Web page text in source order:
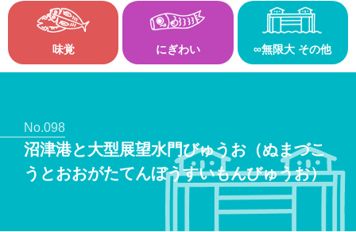
味覚 にぎわい ∞無限大 その他
No.098
沼津港と大型展望水門びゅうお（ぬまづこ
うとおおがたてんぼうすいもんびゅうお）